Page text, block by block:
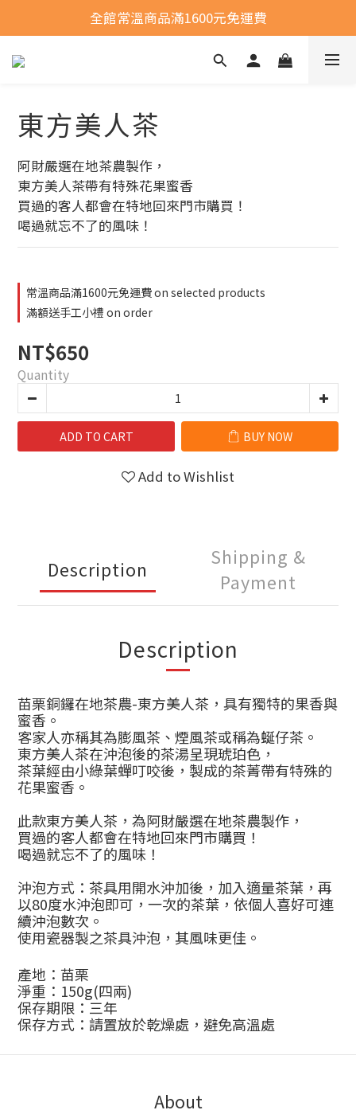
全館常溫商品滿1600元免運費
全館常溫商品滿1600元免運費
選購商品運費問題
東方美人茶
阿財嚴選在地茶農製作，
東方美人茶帶有特殊花果蜜香
買過的客人都會在特地回來門市購買！
喝過就忘不了的風味！
常溫商品滿1600元免運費 on selected products
滿額送手工小禮 on order
NT$650
Quantity
ADD TO CART BUY NOW
Add to Wishlist
Description
Shipping &
Payment
Description
苗栗銅鑼在地茶農-東方美人茶，具有獨特的果香與
蜜香。
客家人亦稱其為膨風茶、煙風茶或稱為蜒仔茶。
東方美人茶在沖泡後的茶湯呈現琥珀色，
茶葉經由小綠葉蟬叮咬後，製成的茶菁帶有特殊的
花果蜜香。
此款東方美人茶，為阿財嚴選在地茶農製作，
買過的客人都會在特地回來門市購買！
喝過就忘不了的風味！
沖泡方式：茶具用開水沖加後，加入適量茶葉，再
以80度水沖泡即可，一次的茶葉，依個人喜好可連
續沖泡數次。
使用瓷器製之茶具沖泡，其風味更佳。
產地：苗栗
淨重： 150g(四兩)
保存期限：三年
保存方式：請置放於乾燥處，避免高溫處
About